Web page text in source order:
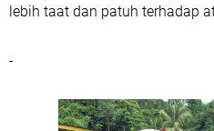
lebih taat dan patuh terhadap
-